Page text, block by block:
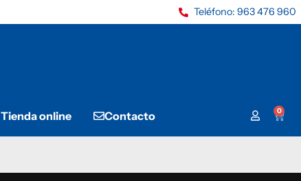
Teléfono: 963 476 960
Tienda online Contacto 0